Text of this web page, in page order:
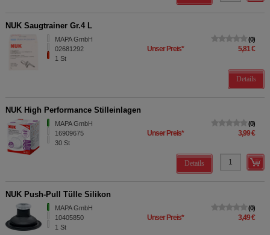
NUK Saugtrainer Gr.4 L
MAPA GmbH
02681292
1 St
0
Unser Preis* 5,81 €
Details
NUK High Performance Stilleinlagen
MAPA GmbH
16909675
30 St
0
Unser Preis* 3,99 €
Details
NUK Push-Pull Tülle Silikon
MAPA GmbH
10405850
1 St
0
Unser Preis* 3,49 €